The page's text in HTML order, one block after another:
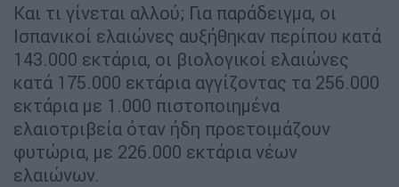
Και τι γίνεται αλλού; Για παράδειγμα, οι
Ισπανικοί ελαιώνες αυξήθηκαν περίπου κατά
143.000 εκτάρια, οι βιολογικοί ελαιώνες
κατά 175.000 εκτάρια αγγίζοντας τα 256.000
εκτάρια με 1.000 πιστοποιημένα
ελαιοτριβεία όταν ήδη προετοιμάζουν
φυτώρια, με 226.000 εκτάρια νέων
ελαιώνων.